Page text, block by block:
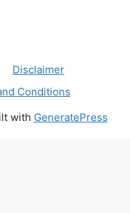
Disclaimer
Conditions
with GeneratePress